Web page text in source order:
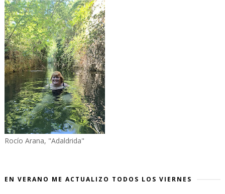
Rocío Arana, "Adaldrida"
EN VERANO ME ACTUALIZO TODOS LOS VIERNES